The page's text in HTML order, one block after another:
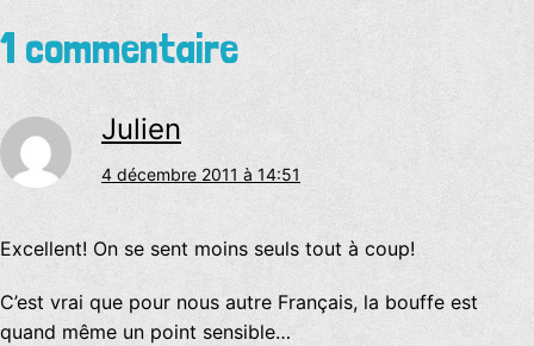
1 commentaire
Julien
4 décembre 2011 à 14:51
Excellent! On se sent moins seuls tout à coup!
C’est vrai que pour nous autre Français, la bouffe est
quand même un point sensible…